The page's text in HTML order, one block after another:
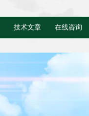
技术文章 在线咨询